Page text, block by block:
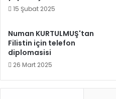
15 Şubat 2025
Numan KURTULMUŞ'tan
Filistin için telefon
diplomasisi
26 Mart 2025